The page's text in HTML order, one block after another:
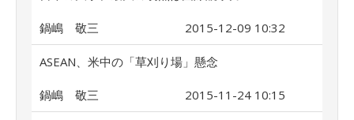
鍋嶋 敬三 2015-12-09 10:32
ASEAN、米中の「草刈り場」懸念
鍋嶋 敬三 2015-11-24 10:15